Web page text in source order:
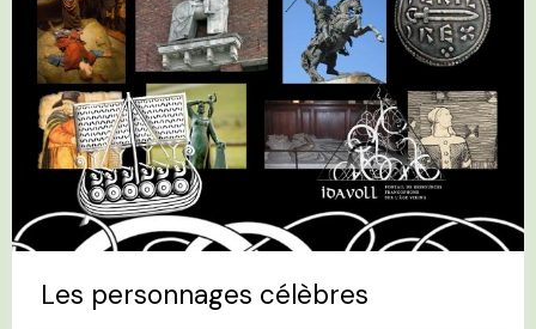
Les personnages célèbres